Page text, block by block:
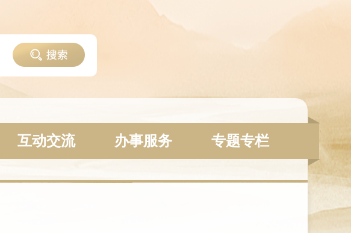
互动交流 办事服务 专题专栏